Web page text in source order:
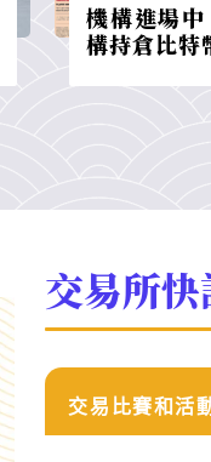
機構進場
構持倉比特
交易所快
交易比賽和活